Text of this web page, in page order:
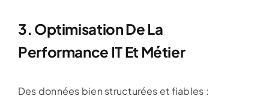
3. Optimisation De La
Performance IT Et Métier
Des données bien structurées et fiables :